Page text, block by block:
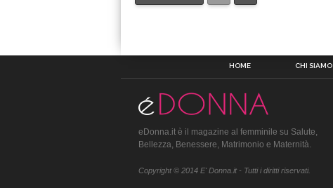
HOME CHI SIAMO
eDonna.it è il magazine al femminile su Salute,
Bellezza, Benessere, Matrimonio e Maternità.
Copyright © 2014 E' Donna.it - Tutti i diritti riservati.